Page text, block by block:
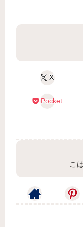
X
Pocket
こ